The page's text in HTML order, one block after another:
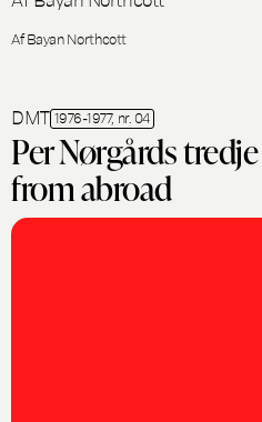
Af Bayan Northcott
DMT 1976-1977, nr. 04
Per Nørgårds
from abroad